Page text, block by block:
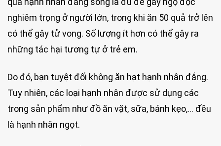
nghiêm trọng ở người lớn, trong khi ăn 50 quả trở lên
có thể gây tử vong. Số lượng ít hơn có thể gây ra
những tác hại tương tự ở trẻ em.
Do đó, bạn tuyệt đối không ăn hạt hạnh nhân đắng.
Tuy nhiên, các loại hạnh nhân được sử dụng các
trong sản phẩm như đồ ăn vặt, sữa, bánh kẹo,… đều
là hạnh nhân ngọt.